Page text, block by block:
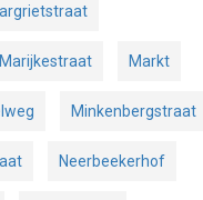
Marijkestraat Markt
Minkenbergstraat
Neerbeekerhof